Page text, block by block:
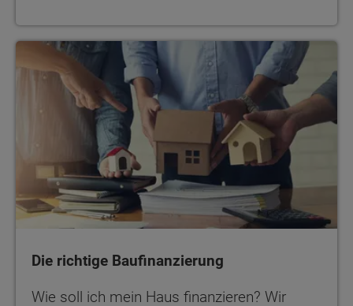
Die richtige Baufinanzierung
Die richtige Baufinanzierung
Wie soll ich mein Haus finanzieren? Wir